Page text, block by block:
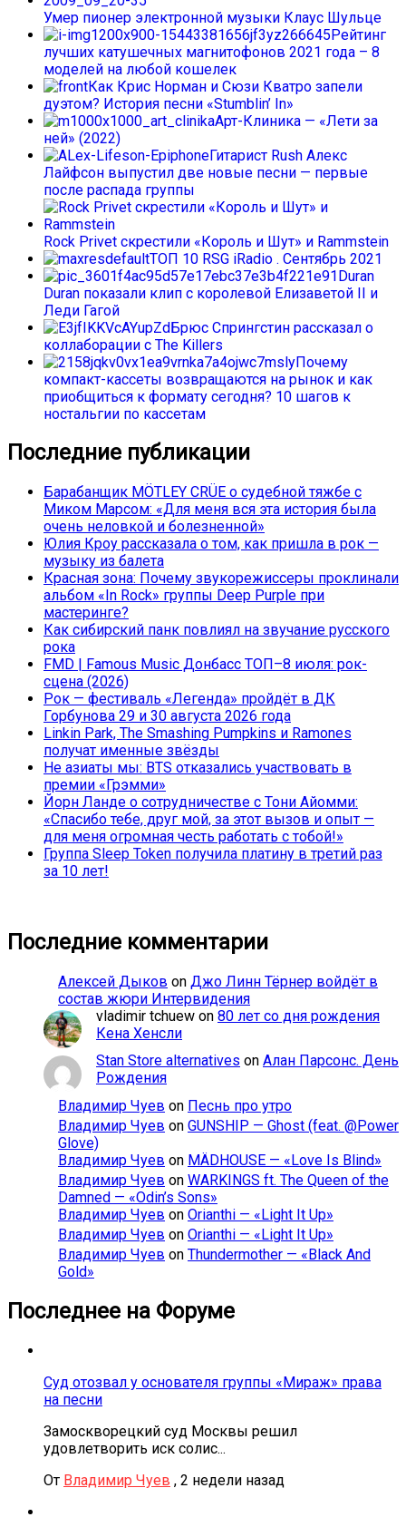
Умер пионер электронной музыки Клаус Шульце
Рейтинг
лучших катушечных магнитофонов 2021 года – 8
моделей на любой кошелек
Как Крис Норман и Сюзи Кватро запели
дуэтом? История песни «Stumblin’ In»
Арт-Клиника — «Лети за
ней» (2022)
Гитарист Rush Алекс
Лайфсон выпустил две новые песни — первые
после распада группы
Rock Privet скрестили «Король и Шут» и Rammstein
ТОП 10 RSG iRadio . Сентябрь 2021
Duran
Duran показали клип с королевой Елизаветой II и
Леди Гагой
Брюс Спрингстин рассказал о
коллаборации с The Killers
Почему
компакт-кассеты возвращаются на рынок и как
приобщиться к формату сегодня? 10 шагов к
ностальгии по кассетам
Последние публикации
Барабанщик MÖTLEY CRÜE о судебной тяжбе с
Миком Марсом: «Для меня вся эта история была
очень неловкой и болезненной»
Юлия Кроу рассказала о том, как пришла в рок —
музыку из балета
Красная зона: Почему звукорежиссеры проклинали
альбом «In Rock» группы Deep Purple при
мастеринге?
Как сибирский панк повлиял на звучание русского
рока
FMD | Famous Music Донбасс ТОП–8 июля: рок-
сцена (2026)
Рок — фестиваль «Легенда» пройдёт в ДК
Горбунова 29 и 30 августа 2026 года
Linkin Park, The Smashing Pumpkins и Ramones
получат именные звёзды
Не азиаты мы: BTS отказались участвовать в
премии «Грэмми»
Йорн Ланде о сотрудничестве с Тони Айомми:
«Спасибо тебе, друг мой, за этот вызов и опыт —
для меня огромная честь работать с тобой!»
Группа Sleep Token получила платину в третий раз
за 10 лет!
Последние комментарии
Алексей Дыков on Джо Линн Тёрнер войдёт в
состав жюри Интервидения
vladimir tchuew on 80 лет со дня рождения
Кена Хенсли
Stan Store alternatives on Алан Парсонс. День
Рождения
Владимир Чуев on Песнь про утро
Владимир Чуев on GUNSHIP — Ghost (feat. @Power
Glove)
Владимир Чуев on MÄDHOUSE — «Love Is Blind»
Владимир Чуев on WARKINGS ft. The Queen of the
Damned — «Odin’s Sons»
Владимир Чуев on Orianthi — «Light It Up»
Владимир Чуев on Orianthi — «Light It Up»
Владимир Чуев on Thundermother — «Black And
Gold»
Последнее на Форуме
Суд отозвал у основателя группы «Мираж» права
на песни
Замоскворецкий суд Москвы решил
удовлетворить иск солис...
От Владимир Чуев , 2 недели назад